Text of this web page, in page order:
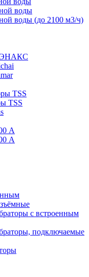
воды
воды (до 2100 м3/ч)
TSS
TSS
А
А
с встроенным
подключаемые